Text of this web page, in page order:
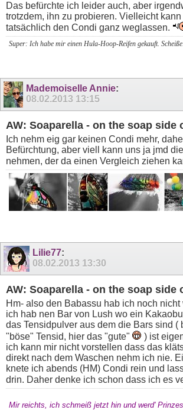
Das befürchte ich leider auch, aber
trotzdem, ihn zu probieren. Vielleicht
tatsächlich den Condi ganz weglassen.
Super: Ich habe mir einen Hula-Hoop-Reifen gekauft.
Mademoiselle Annie:
08.02.2013 13:15
AW: Soaparella - on the soap side
Ich nehm eig gar keinen Condi mehr,
Befürchtung, aber viell kann uns ja jmd
nehmen, der da einen Vergleich ziehen
Lilie77:
08.02.2013 13:30
AW: Soaparella - on the soap side
Hm- also den Babassu hab ich noch
ich hab nen Bar von Lush wo ein
das Tensidpulver aus dem die Bars sind (
"böse" Tensid, hier das "gute"
) ist
ich kann mir nicht vorstellen dass das
direkt nach dem Waschen nehm ich nie.
knete ich abends (HM) Condi rein und
drin. Daher denke ich schon dass ich es
Mir reichts, ich schmeiß jetzt hin und werd'